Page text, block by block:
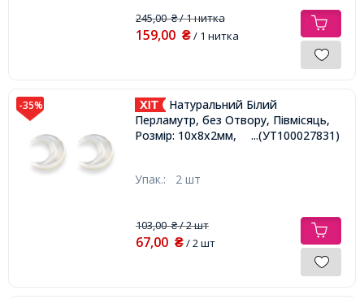
245,00₴/ 1 нитка
159,00 ₴/ 1 нитка
-35%
Натуральний Білий
Перламутр, без Отвору, Півмісяць,
Розмір: 10х8х2мм,
...(УТ100027831)
Упак.: 2 шт
103,00₴/ 2 шт
67,00 ₴/ 2 шт